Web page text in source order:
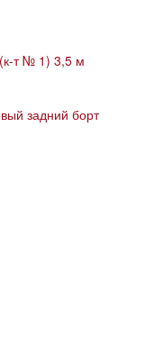
т № 1) 3,5 м
задний борт